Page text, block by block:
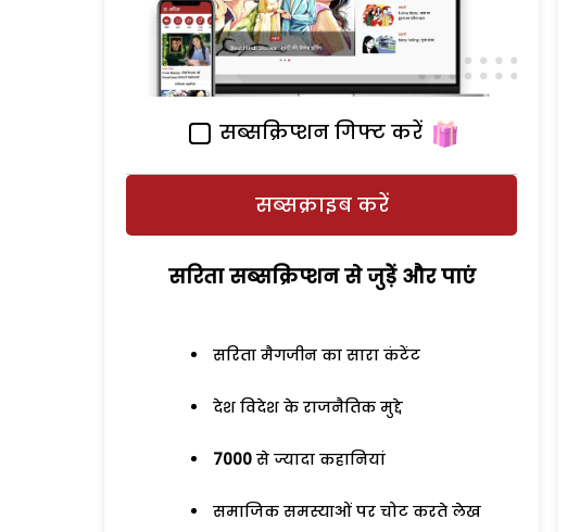
सब्सक्रिप्शन गिफ्ट करें
सब्सक्राइब करें
सरिता सब्सक्रिप्शन से जुड़ेें और पाएं
सरिता मैगजीन का सारा कंटेंट
देश विदेश के राजनैतिक मुद्दे
7000 से ज्यादा कहानियां
समाजिक समस्याओं पर चोट करते लेख